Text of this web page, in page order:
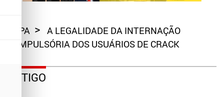
CAPA
A LEGALIDADE DA INTERNAÇÃO
COMPULSÓRIA DOS USUÁRIOS DE CRACK
ARTIGO